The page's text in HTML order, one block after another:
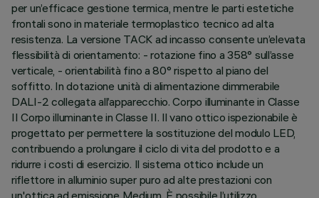
per un’efficace gestione termica, mentre le parti estetiche
frontali sono in materiale termoplastico tecnico ad alta
resistenza. La versione TACK ad incasso consente un’elevata
flessibilità di orientamento: - rotazione fino a 358° sull’asse
verticale, - orientabilità fino a 80° rispetto al piano del
soffitto. In dotazione unità di alimentazione dimmerabile
DALI-2 collegata all’apparecchio. Corpo illuminante in Classe
II Corpo illuminante in Classe II. Il vano ottico ispezionabile è
progettato per permettere la sostituzione del modulo LED,
contribuendo a prolungare il ciclo di vita del prodotto e a
ridurre i costi di esercizio. Il sistema ottico include un
riflettore in alluminio super puro ad alte prestazioni con
un'ottica ad emissione Medium. È possibile l’utilizzo